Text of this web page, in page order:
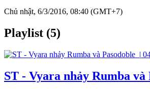
Chủ nhật, 6/3/2016, 08:40 (GMT+7)
Playlist (5)
|
ST - Vyara nhảy Rumba và